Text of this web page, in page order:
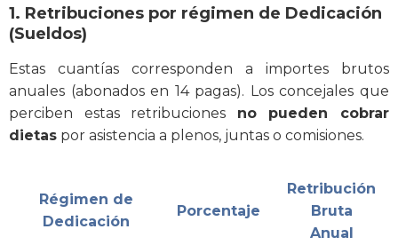
1. Retribuciones por régimen de Dedicación
(Sueldos)
Estas cuantías corresponden a importes brutos
anuales (abonados en 14 pagas). Los concejales que
perciben estas retribuciones no pueden cobrar
dietas por asistencia a plenos, juntas o comisiones.
Régimen de
Dedicación
Porcentaje
Retribución
Bruta
Anual